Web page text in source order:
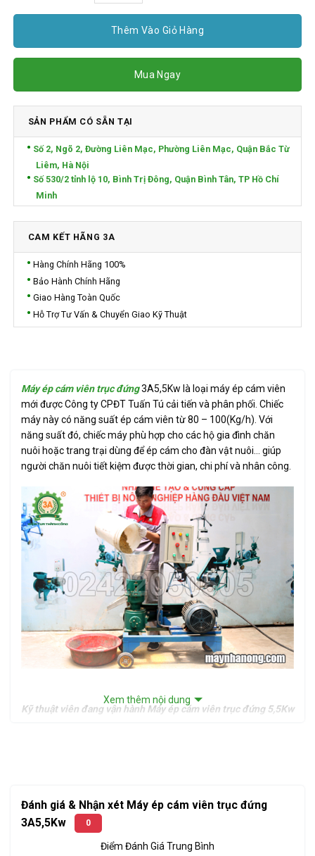
Thêm Vào Giỏ Hàng
Mua Ngay
SẢN PHẨM CÓ SẴN TẠI
Số 2, Ngõ 2, Đường Liên Mạc, Phường Liên Mạc, Quận Bắc Từ
Liêm, Hà Nội
Số 530/2 tỉnh lộ 10, Bình Trị Đông, Quận Bình Tân, TP Hồ Chí
Minh
CAM KẾT HÃNG 3A
Hàng Chính Hãng 100%
Bảo Hành Chính Hãng
Giao Hàng Toàn Quốc
Hỗ Trợ Tư Vấn & Chuyển Giao Kỹ Thuật
Máy ép cám viên trục đứng3A5,5Kw là loại máy ép cám viên
mới được Công ty CPĐT Tuấn Tú cải tiến và phân phối. Chiếc
máy này có năng suất ép cám viên từ 80 – 100(Kg/h). Với
năng suất đó, chiếc máy phù hợp cho các hộ gia đình chăn
nuôi hoặc trang trại dùng để ép cám cho đàn vật nuôi… giúp
người chăn nuôi tiết kiệm được thời gian, chi phí và nhân công.
Kỹ thuật viên đang vận hành Máy ép cám viên trục đứng 5,5Kw
trộn các loại cám nguyên liệu theo ý là có thể đưa vào máy ép
để tạo viên làm thức ăn cho vật nuôi.
Xem thêm nội dung
Đánh giá & Nhận xét Máy ép cám viên trục đứng
3A5,5Kw
0
Điểm Đánh Giá Trung Bình